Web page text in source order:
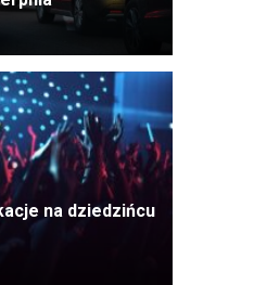
na dziedzińcu